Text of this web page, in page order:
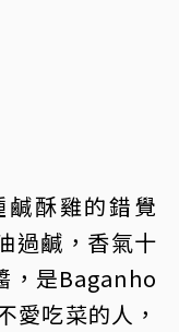
酥雞的錯覺
過鹹，香氣十
，是Baganho
愛吃菜的人，